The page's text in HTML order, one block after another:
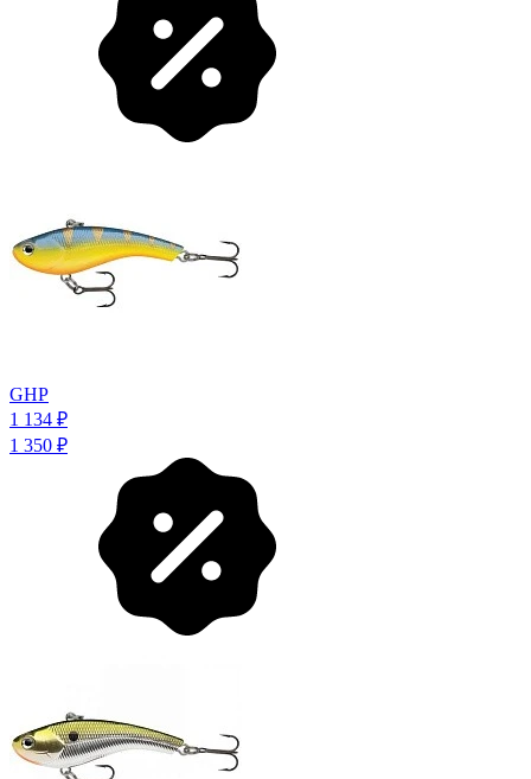
GHP
1 134 ₽
1 350 ₽